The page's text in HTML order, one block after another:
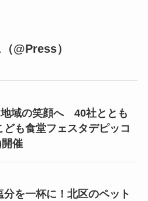
@Press）
域の笑顔へ 40社ととも
も食堂フェスタデピッコ
催
を一杯に！北区のペット